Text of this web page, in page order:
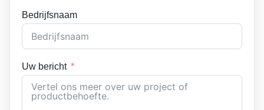
Bedrijfsnaam
Uw bericht